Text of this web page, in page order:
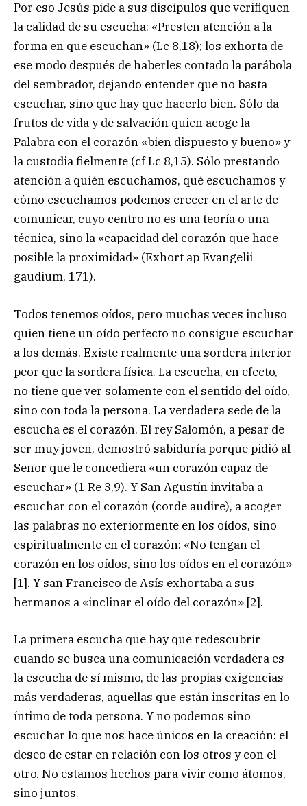
Por eso Jesús pide a sus discípulos que verifiquen
la calidad de su escucha: «Presten atención a la
forma en que escuchan» (Lc 8,18); los exhorta de
ese modo después de haberles contado la parábola
del sembrador, dejando entender que no basta
escuchar, sino que hay que hacerlo bien. Sólo da
frutos de vida y de salvación quien acoge la
Palabra con el corazón «bien dispuesto y bueno» y
la custodia fielmente (cf Lc 8,15). Sólo prestando
atención a quién escuchamos, qué escuchamos y
cómo escuchamos podemos crecer en el arte de
comunicar, cuyo centro no es una teoría o una
técnica, sino la «capacidad del corazón que hace
posible la proximidad» (Exhort ap Evangelii
gaudium, 171).
Todos tenemos oídos, pero muchas veces incluso
quien tiene un oído perfecto no consigue escuchar
a los demás. Existe realmente una sordera interior
peor que la sordera física. La escucha, en efecto,
no tiene que ver solamente con el sentido del oído,
sino con toda la persona. La verdadera sede de la
escucha es el corazón. El rey Salomón, a pesar de
ser muy joven, demostró sabiduría porque pidió al
Señor que le concediera «un corazón capaz de
escuchar» (1 Re 3,9). Y San Agustín invitaba a
escuchar con el corazón (corde audire), a acoger
las palabras no exteriormente en los oídos, sino
espiritualmente en el corazón: «No tengan el
corazón en los oídos, sino los oídos en el corazón»
[1]. Y san Francisco de Asís exhortaba a sus
hermanos a «inclinar el oído del corazón» [2].
La primera escucha que hay que redescubrir
cuando se busca una comunicación verdadera es
la escucha de sí mismo, de las propias exigencias
más verdaderas, aquellas que están inscritas en lo
íntimo de toda persona. Y no podemos sino
escuchar lo que nos hace únicos en la creación: el
deseo de estar en relación con los otros y con el
otro. No estamos hechos para vivir como átomos,
sino juntos.